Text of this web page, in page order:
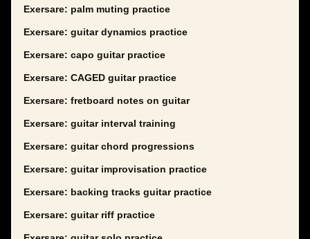
Exersare: palm muting practice
Exersare: guitar dynamics practice
Exersare: capo guitar practice
Exersare: CAGED guitar practice
Exersare: fretboard notes on guitar
Exersare: guitar interval training
Exersare: guitar chord progressions
Exersare: guitar improvisation practice
Exersare: backing tracks guitar practice
Exersare: guitar riff practice